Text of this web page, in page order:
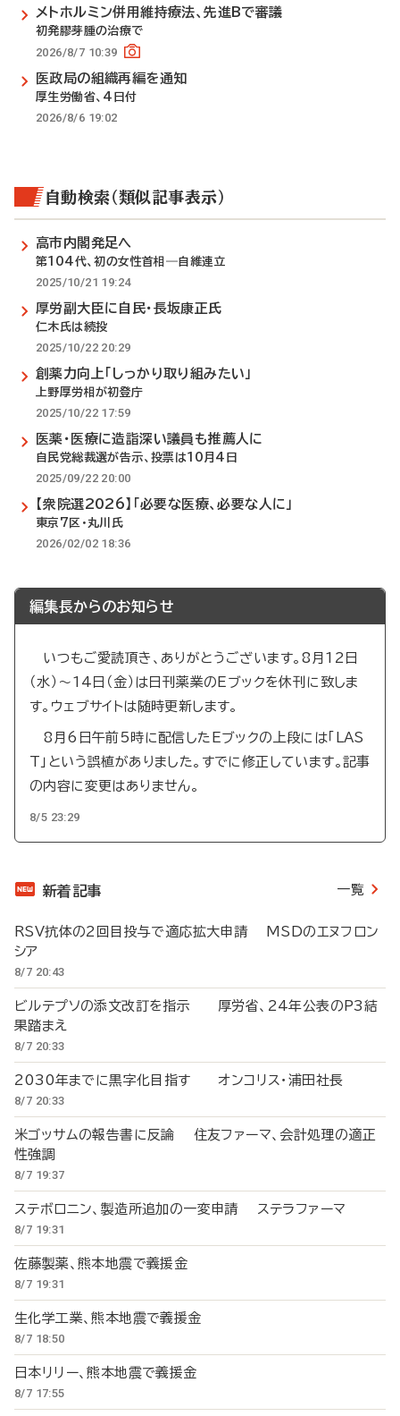
メトホルミン併用維持療法、先進Bで審議
初発膠芽腫の治療で
2026/8/7 10:39
医政局の組織再編を通知
厚生労働省、4日付
2026/8/6 19:02
自動検索（類似記事表示）
高市内閣発足へ
第104代、初の女性首相―自維連立
2025/10/21 19:24
厚労副大臣に自民・長坂康正氏
仁木氏は続投
2025/10/22 20:29
創薬力向上「しっかり取り組みたい」
上野厚労相が初登庁
2025/10/22 17:59
医薬・医療に造詣深い議員も推薦人に
自民党総裁選が告示、投票は10月4日
2025/09/22 20:00
【衆院選2026】「必要な医療、必要な人に」
東京7区・丸川氏
2026/02/02 18:36
編集長からのお知らせ
いつもご愛読頂き、ありがとうございます。8月12日
（水）～14日（金）は日刊薬業のEブックを休刊に致しま
す。ウェブサイトは随時更新します。
8月6日午前5時に配信したEブックの上段には「LAS
T」という誤植がありました。すでに修正しています。記事
の内容に変更はありません。
8/5 23:29
新着記事 一覧
RSV抗体の2回目投与で適応拡大申請 MSDのエヌフロン
シア
8/7 20:43
ビルテプソの添文改訂を指示 厚労省、24年公表のP3結
果踏まえ
8/7 20:33
2030年までに黒字化目指す オンコリス・浦田社長
8/7 20:33
米ゴッサムの報告書に反論 住友ファーマ、会計処理の適正
性強調
8/7 19:37
ステボロニン、製造所追加の一変申請 ステラファーマ
8/7 19:31
佐藤製薬、熊本地震で義援金
8/7 19:31
生化学工業、熊本地震で義援金
8/7 18:50
日本リリー、熊本地震で義援金
8/7 17:55